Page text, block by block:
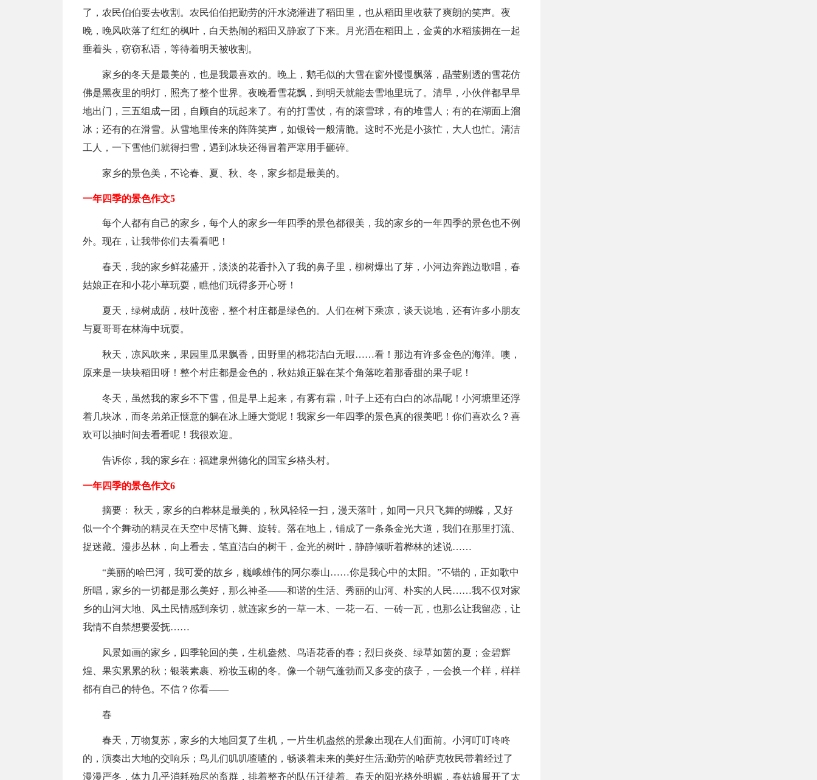
了，农民伯伯要去收割。农民伯伯把勤劳的汗水浇灌进了稻田里，也从稻田里收获了爽朗的笑声。夜
晚，晚风吹落了红红的枫叶，白天热闹的稻田又静寂了下来。月光洒在稻田上，金黄的水稻簇拥在一起
垂着头，窃窃私语，等待着明天被收割。
家乡的冬天是最美的，也是我最喜欢的。晚上，鹅毛似的大雪在窗外慢慢飘落，晶莹剔透的雪花仿
佛是黑夜里的明灯，照亮了整个世界。夜晚看雪花飘，到明天就能去雪地里玩了。清早，小伙伴都早早
地出门，三五组成一团，自顾自的玩起来了。有的打雪仗，有的滚雪球，有的堆雪人；有的在湖面上溜
冰；还有的在滑雪。从雪地里传来的阵阵笑声，如银铃一般清脆。这时不光是小孩忙，大人也忙。清洁
工人，一下雪他们就得扫雪，遇到冰块还得冒着严寒用手砸碎。
家乡的景色美，不论春、夏、秋、冬，家乡都是最美的。
一年四季的景色作文5
每个人都有自己的家乡，每个人的家乡一年四季的景色都很美，我的家乡的一年四季的景色也不例
外。现在，让我带你们去看看吧！
春天，我的家乡鲜花盛开，淡淡的花香扑入了我的鼻子里，柳树爆出了芽，小河边奔跑边歌唱，春
姑娘正在和小花小草玩耍，瞧他们玩得多开心呀！
夏天，绿树成荫，枝叶茂密，整个村庄都是绿色的。人们在树下乘凉，谈天说地，还有许多小朋友
与夏哥哥在林海中玩耍。
秋天，凉风吹来，果园里瓜果飘香，田野里的棉花洁白无暇……看！那边有许多金色的海洋。噢，
原来是一块块稻田呀！整个村庄都是金色的，秋姑娘正躲在某个角落吃着那香甜的果子呢！
冬天，虽然我的家乡不下雪，但是早上起来，有雾有霜，叶子上还有白白的冰晶呢！小河塘里还浮
着几块冰，而冬弟弟正惬意的躺在冰上睡大觉呢！我家乡一年四季的景色真的很美吧！你们喜欢么？喜
欢可以抽时间去看看呢！我很欢迎。
告诉你，我的家乡在：福建泉州德化的国宝乡格头村。
一年四季的景色作文6
摘要： 秋天，家乡的白桦林是最美的，秋风轻轻一扫，漫天落叶，如同一只只飞舞的蝴蝶，又好
似一个个舞动的精灵在天空中尽情飞舞、旋转。落在地上，铺成了一条条金光大道，我们在那里打流、
捉迷藏。漫步丛林，向上看去，笔直洁白的树干，金光的树叶，静静倾听着桦林的述说……
“美丽的哈巴河，我可爱的故乡，巍峨雄伟的阿尔泰山……你是我心中的太阳。”不错的，正如歌中
所唱，家乡的一切都是那么美好，那么神圣——和谐的生活、秀丽的山河、朴实的人民……我不仅对家
乡的山河大地、风土民情感到亲切，就连家乡的一草一木、一花一石、一砖一瓦，也那么让我留恋，让
我情不自禁想要爱抚……
风景如画的家乡，四季轮回的美，生机盎然、鸟语花香的春；烈日炎炎、绿草如茵的夏；金碧辉
煌、果实累累的秋；银装素裹、粉妆玉砌的冬。像一个朝气蓬勃而又多变的孩子，一会换一个样，样样
都有自己的特色。不信？你看——
春
春天，万物复苏，家乡的大地回复了生机，一片生机盎然的景象出现在人们面前。小河叮叮咚咚
的，演奏出大地的交响乐；鸟儿们叽叽喳喳的，畅谈着未来的美好生活;勤劳的哈萨克牧民带着经过了
漫漫严冬，体力几乎消耗殆尽的畜群，排着整齐的队伍迁徒着。春天的阳光格外明媚，春姑娘展开了太